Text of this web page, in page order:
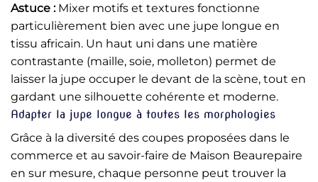
Astuce :Mixer motifs et textures fonctionne
particulièrement bien avec une jupe longue en
tissu africain. Un haut uni dans une matière
contrastante (maille, soie, molleton) permet de
laisser la jupe occuper le devant de la scène, tout en
gardant une silhouette cohérente et moderne.
Adapter la jupe longue à toutes les morphologies
Grâce à la diversité des coupes proposées dans le
commerce et au savoir-faire de Maison Beaurepaire
en sur mesure, chaque personne peut trouver la